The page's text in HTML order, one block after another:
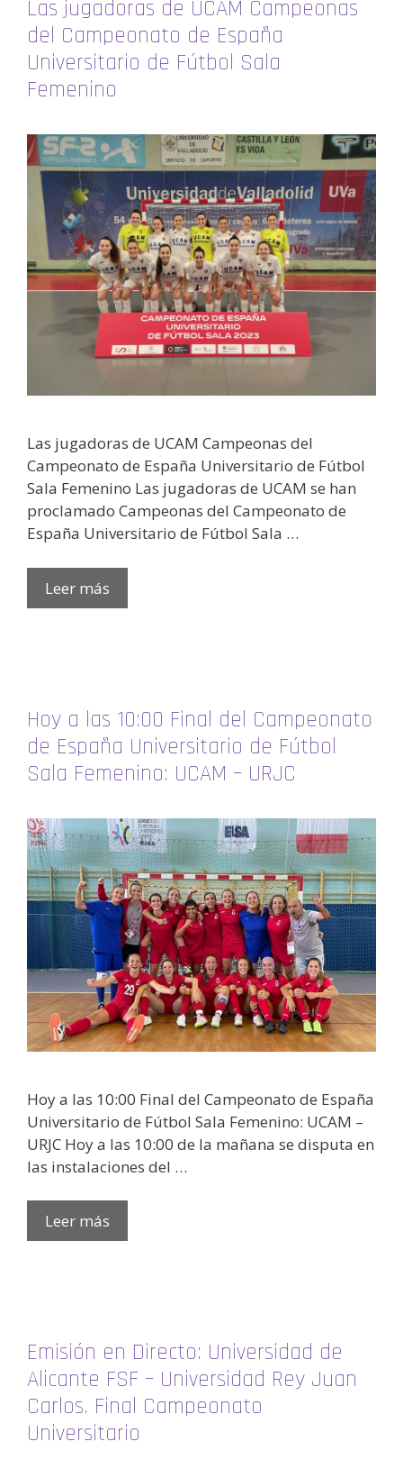
Las jugadoras de UCAM Campeonas
del Campeonato de España
Universitario de Fútbol Sala
Femenino
Las jugadoras de UCAM Campeonas del
Campeonato de España Universitario de Fútbol
Sala Femenino Las jugadoras de UCAM se han
proclamado Campeonas del Campeonato de
España Universitario de Fútbol Sala …
Leer más
Hoy a las 10:00 Final del Campeonato
de España Universitario de Fútbol
Sala Femenino: UCAM – URJC
Hoy a las 10:00 Final del Campeonato de España
Universitario de Fútbol Sala Femenino: UCAM –
URJC Hoy a las 10:00 de la mañana se disputa en
las instalaciones del …
Leer más
Emisión en Directo: Universidad de
Alicante FSF – Universidad Rey Juan
Carlos. Final Campeonato
Universitario